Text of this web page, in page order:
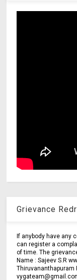
Grievance
If anybody have any
can register a
of time. The
Name : Sajeev S.R
Thiruvananthapuram